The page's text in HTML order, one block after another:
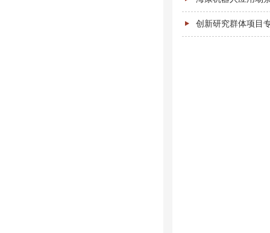
创新研究群体项目